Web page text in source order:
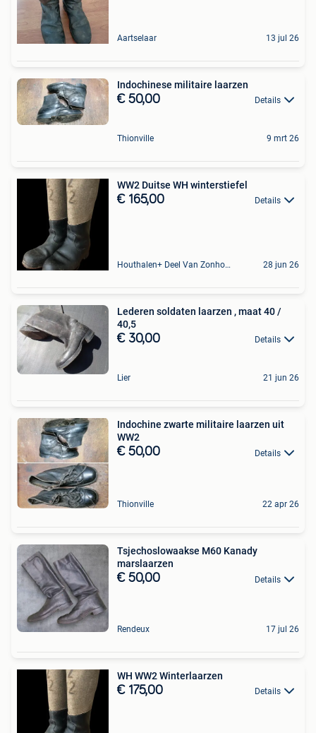
Aartselaar 13 jul 26
Indochinese militaire laarzen
€ 50,00 Details
Thionville 9 mrt 26
WW2 Duitse WH winterstiefel
€ 165,00 Details
Houthalen+ Deel Van Zonhoven En Zolder 28 jun 26
Lederen soldaten laarzen , maat 40 /
40,5
€ 30,00 Details
Lier 21 jun 26
Indochine zwarte militaire laarzen uit
WW2
€ 50,00 Details
Thionville 22 apr 26
Tsjechoslowaakse M60 Kanady
marslaarzen
€ 50,00 Details
Rendeux 17 jul 26
WH WW2 Winterlaarzen
€ 175,00 Details